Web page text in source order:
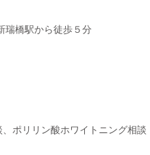
瑞橋駅から徒歩５分
ポリリン酸ホワイトニング相談